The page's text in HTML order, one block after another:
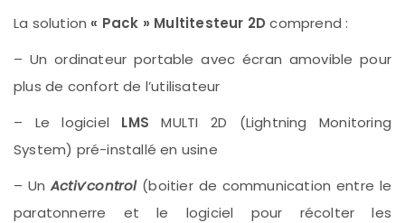
La solution « Pack » Multitesteur 2D comprend :
– Un ordinateur portable avec écran amovible pour
plus de confort de l’utilisateur
– Le logiciel LMS MULTI 2D (Lightning Monitoring
System) pré-installé en usine
– UnActiv’control(boitier de communication entre le
paratonnerre et le logiciel pour récolter les